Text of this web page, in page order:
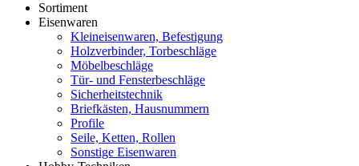
Sortiment
Eisenwaren
Kleineisenwaren, Befestigung
Holzverbinder, Torbeschläge
Möbelbeschläge
Tür- und Fensterbeschläge
Sicherheitstechnik
Briefkästen, Hausnummern
Profile
Seile, Ketten, Rollen
Sonstige Eisenwaren